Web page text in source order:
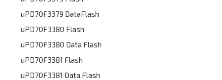
uPD70F3379 DataFlash
uPD70F3380 Flash
uPD70F3380 Data Flash
uPD70F3381 Flash
uPD70F3381 Data Flash